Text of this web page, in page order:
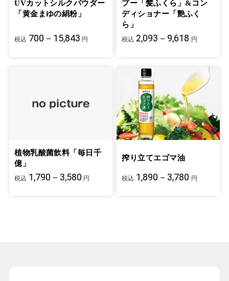
UVカットシルクパウダー
「黄金まゆの絹粉」
税込 700－15,843 円
プー「髪ふくら」&コン
ディショナー「艶ふく
ら」
税込 2,093－9,618 円
植物乳酸菌飲料「毎日千
億」
税込 1,790－3,580 円
搾り立てエゴマ油
税込 1,890－3,780 円